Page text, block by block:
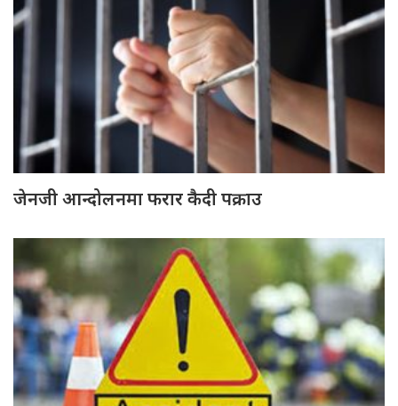
जेनजी आन्दोलनमा फरार कैदी पक्राउ